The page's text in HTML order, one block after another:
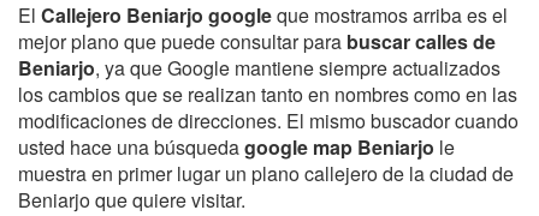
El Callejero Beniarjo googleque mostramos arriba es el
mejor plano que puede consultar para buscar calles de
Beniarjo, ya que Google mantiene siempre actualizados
los cambios que se realizan tanto en nombres como en las
modificaciones de direcciones. El mismo buscador cuando
usted hace una búsquedagoogle map Beniarjo le
muestra en primer lugar un plano callejero de la ciudad de
Beniarjo que quiere visitar.